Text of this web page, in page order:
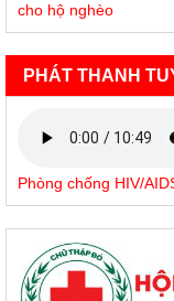
cho hộ nghèo
PHÁT THANH
Phòng chống HIV/